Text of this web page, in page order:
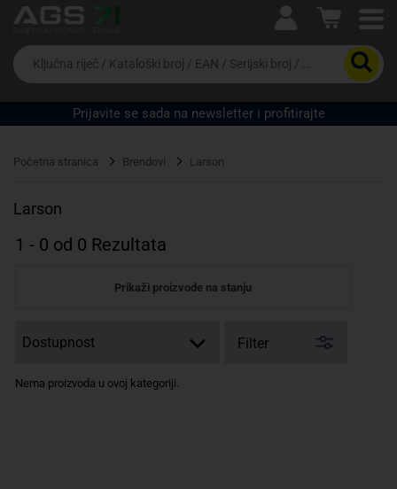
Ova postavka prilagođava asortiman proizvoda i
cijene vašim potrebama.
Da
biste
potražili
proizvod,
unesite
riječ,
EAN
serijski
Prijavite se sada na newsletter i profitirajte
Početna stranica Brendovi Larson
Larson
1 - 0 od 0 Rezultata
Prikaži proizvode na stanju
Filter
Nema proizvoda u ovoj kategoriji.